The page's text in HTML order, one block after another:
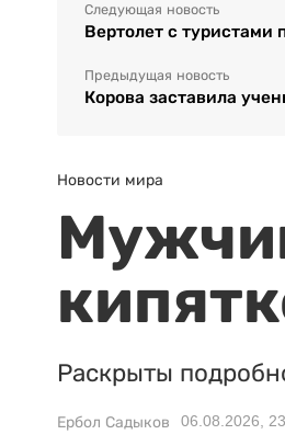
Следующая новость
Вертолет с туристами
Предыдущая новость
Корова заставила
Новости мира
Раскрыты
Ербол Садыков 06.08.2026,